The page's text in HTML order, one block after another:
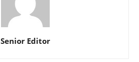
Senior Editor